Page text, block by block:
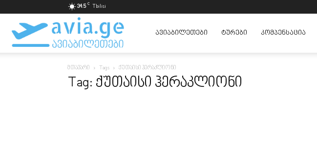
34.5 C Tbilisi
ავიაბილეთები
ყველაზე
ᲐᲕᲘᲐᲑᲘᲚᲔᲗᲔᲑᲘ ᲢᲣᲠᲔᲑᲘ ᲙᲝᲛᲞᲔᲜᲡᲐᲪᲘᲐ
მთავარი Tags ქუთაისი ჰერაკლიონი
Tag: ქუთაისი ჰერაკლიონი